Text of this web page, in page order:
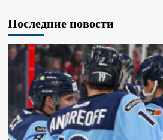
Последние новости